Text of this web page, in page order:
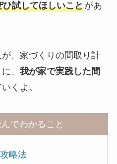
試してほしいことがあ
、家づくりの間取り計
、 我が家で実践した間
くよ。
でわかること
略法